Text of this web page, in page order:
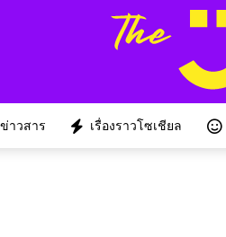
ข่าวสาร เรื่องราวโซเชียล